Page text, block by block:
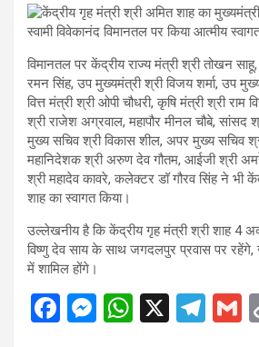
विमानतल पर केंद्रीय राज्य मंत्री श्री तोखन साहू,
रमन सिंह, उप मुख्यमंत्री श्री विजय शर्मा, उप
वित्त मंत्री श्री ओपी चौधरी, कृषि मंत्री श्री राम
श्री राजेश अग्रवाल, महापौर मीनल चौबे, सांसद
मुख्य सचिव श्री विकास शील, अपर मुख्य सचिव
महानिदेशक श्री अरुण देव गौतम, आईजी श्री
श्री महादेव कावरे, कलेक्टर डॉ गौरव सिंह ने भी
शाह का स्वागत किया।
उल्लेखनीय है कि केंद्रीय गृह मंत्री श्री शाह 4
विष्णु देव साय के साथ जगदलपुर प्रवास पर रहेंगे,
में शामिल होंगे।
F
M W X
T